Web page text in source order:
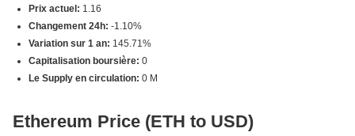
Prix actuel: 1.16
Changement 24h: -1.10%
Variation sur 1 an: 145.71%
Capitalisation boursière: 0
Le Supply en circulation: 0 M
Ethereum Price (ETH to USD)